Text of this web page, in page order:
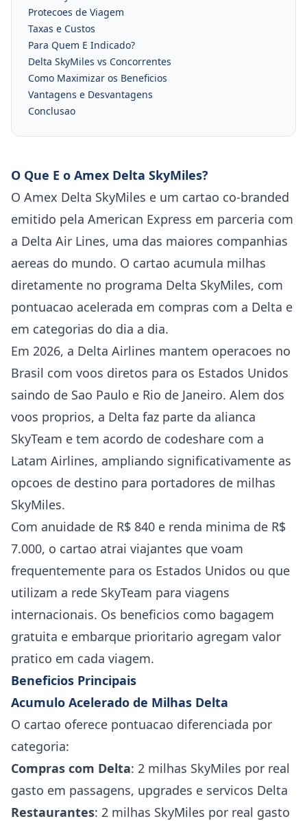
Protecoes de Viagem
Taxas e Custos
Para Quem E Indicado?
Delta SkyMiles vs Concorrentes
Como Maximizar os Beneficios
Vantagens e Desvantagens
Conclusao
O Que E o Amex Delta SkyMiles?
O Amex Delta SkyMiles e um cartao co-branded
emitido pela American Express em parceria com
a Delta Air Lines, uma das maiores companhias
aereas do mundo. O cartao acumula milhas
diretamente no programa Delta SkyMiles, com
pontuacao acelerada em compras com a Delta e
em categorias do dia a dia.
Em 2026, a Delta Airlines mantem operacoes no
Brasil com voos diretos para os Estados Unidos
saindo de Sao Paulo e Rio de Janeiro. Alem dos
voos proprios, a Delta faz parte da alianca
SkyTeam e tem acordo de codeshare com a
Latam Airlines, ampliando significativamente as
opcoes de destino para portadores de milhas
SkyMiles.
Com anuidade de R$ 840 e renda minima de R$
7.000, o cartao atrai viajantes que voam
frequentemente para os Estados Unidos ou que
utilizam a rede SkyTeam para viagens
internacionais. Os beneficios como bagagem
gratuita e embarque prioritario agregam valor
pratico em cada viagem.
Beneficios Principais
Acumulo Acelerado de Milhas Delta
O cartao oferece pontuacao diferenciada por
categoria:
Compras com Delta: 2 milhas SkyMiles por real
gasto em passagens, upgrades e servicos Delta
Restaurantes: 2 milhas SkyMiles por real gasto